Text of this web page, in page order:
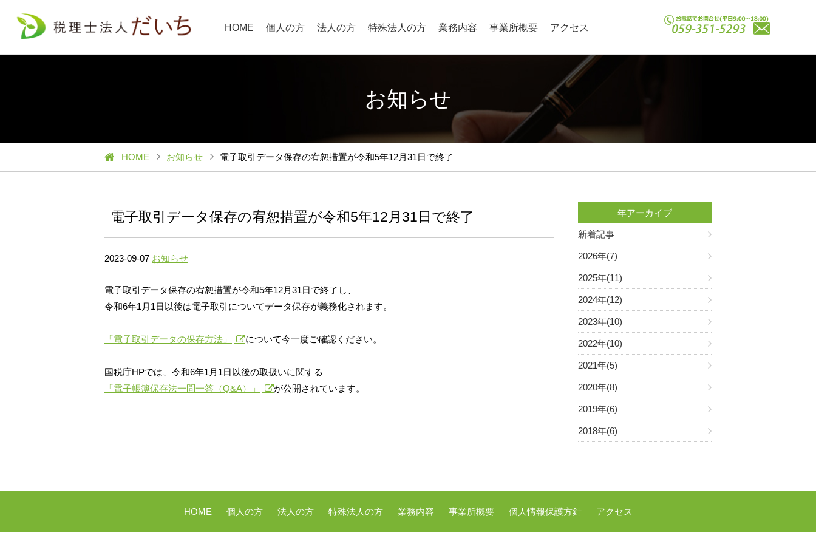
HOME 個人の方 法人の方 特殊法人の方 業務内容 事業所概要 アクセス
お知らせ
HOME お知らせ 電子取引データ保存の宥恕措置が令和5年12月31日で終了
電子取引データ保存の宥恕措置が令和5年12月31日で終了
2023-09-07 お知らせ
電子取引データ保存の宥恕措置が令和5年12月31日で終了し、
令和6年1月1日以後は電子取引についてデータ保存が義務化されます。
「電子取引データの保存方法」 について今一度ご確認ください。
国税庁HPでは、令和6年1月1日以後の取扱いに関する
「電子帳簿保存法一問一答（Q&A）」
が公開されています。
年アーカイブ
新着記事
2026年(7)
2025年(11)
2024年(12)
2023年(10)
2022年(10)
2021年(5)
2020年(8)
2019年(6)
2018年(6)
HOME 個人の方 法人の方 特殊法人の方 業務内容 事業所概要 個人情報保護方針 アクセス